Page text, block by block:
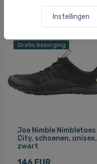
Instellingen
Gratis bezorging
Joe Nimble Nimbletoes
City, schoenen, unisex,
zwart
146 EUR